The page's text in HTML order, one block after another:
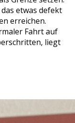
etwas defekt
erreichen.
Fahrt auf
liegt